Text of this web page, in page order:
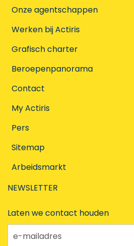
Onze agentschappen
Werken bij Actiris
Grafisch charter
Beroepenpanorama
Contact
My Actiris
Pers
Sitemap
Arbeidsmarkt
NEWSLETTER
Laten we contact houden
e-mailadres